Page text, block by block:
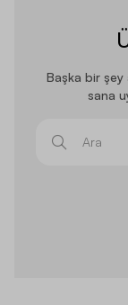
Başka bir şey
sana
Ara